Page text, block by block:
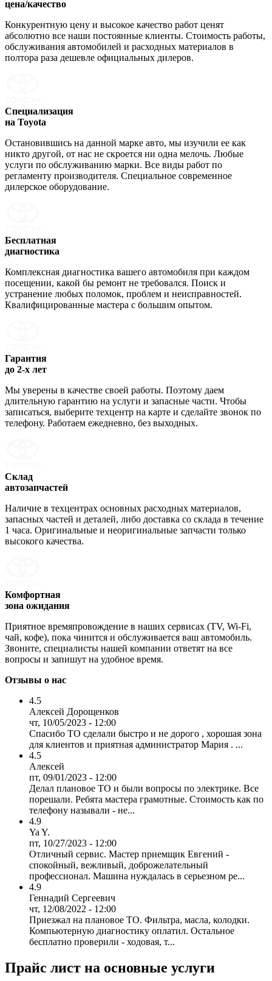
цена/качество
Конкурентную цену и высокое качество работ ценят
абсолютно все наши постоянные клиенты. Стоимость работы,
обслуживания автомобилей и расходных материалов в
полтора раза дешевле официальных дилеров.
Специализация
на Toyota
Остановившись на данной марке авто, мы изучили ее как
никто другой, от нас не скроется ни одна мелочь. Любые
услуги по обслуживанию марки. Все виды работ по
регламенту производителя. Специальное современное
дилерское оборудование.
Бесплатная
диагностика
Комплексная диагностика вашего автомобиля при каждом
посещении, какой бы ремонт не требовался. Поиск и
устранение любых поломок, проблем и неисправностей.
Квалифицированные мастера с большим опытом.
Гарантия
до 2-х лет
Мы уверены в качестве своей работы. Поэтому даем
длительную гарантию на услуги и запасные части. Чтобы
записаться, выберите техцентр на карте и сделайте звонок по
телефону. Работаем ежедневно, без выходных.
Склад
автозапчастей
Наличие в техцентрах основных расходных материалов,
запасных частей и деталей, либо доставка со склада в течение
1 часа. Оригинальные и неоригинальные запчасти только
высокого качества.
Комфортная
зона ожидания
Приятное времяпровождение в наших сервисах (TV, Wi-Fi,
чай, кофе), пока чинится и обслуживается ваш автомобиль.
Звоните, специалисты нашей компании ответят на все
вопросы и запишут на удобное время.
Отзывы о нас
4.5
Алексей Дорощенков
чт, 10/05/2023 - 12:00
Спасибо ТО сделали быстро и не дорого , хорошая зона
для клиентов и приятная администратор Мария . ...
4.5
Алексей
пт, 09/01/2023 - 12:00
Делал плановое ТО и были вопросы по электрике. Все
порешали. Ребята мастера грамотные. Стоимость как по
телефону называли - не...
4.9
Ya Y.
пт, 10/27/2023 - 12:00
Отличный сервис. Мастер приемщик Евгений -
спокойный, вежливый, доброжелательный
профессионал. Машина нуждалась в серьезном ре...
4.9
Геннадий Сергеевич
чт, 12/08/2022 - 12:00
Приезжал на плановое ТО. Фильтра, масла, колодки.
Компьютерную диагностику оплатил. Остальное
бесплатно проверили - ходовая, т...
Прайс лист на основные услуги